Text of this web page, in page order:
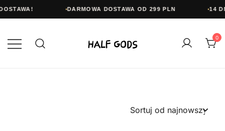
DARMOWA DOSTAWA OD 299 PLN 14
do
treści
0